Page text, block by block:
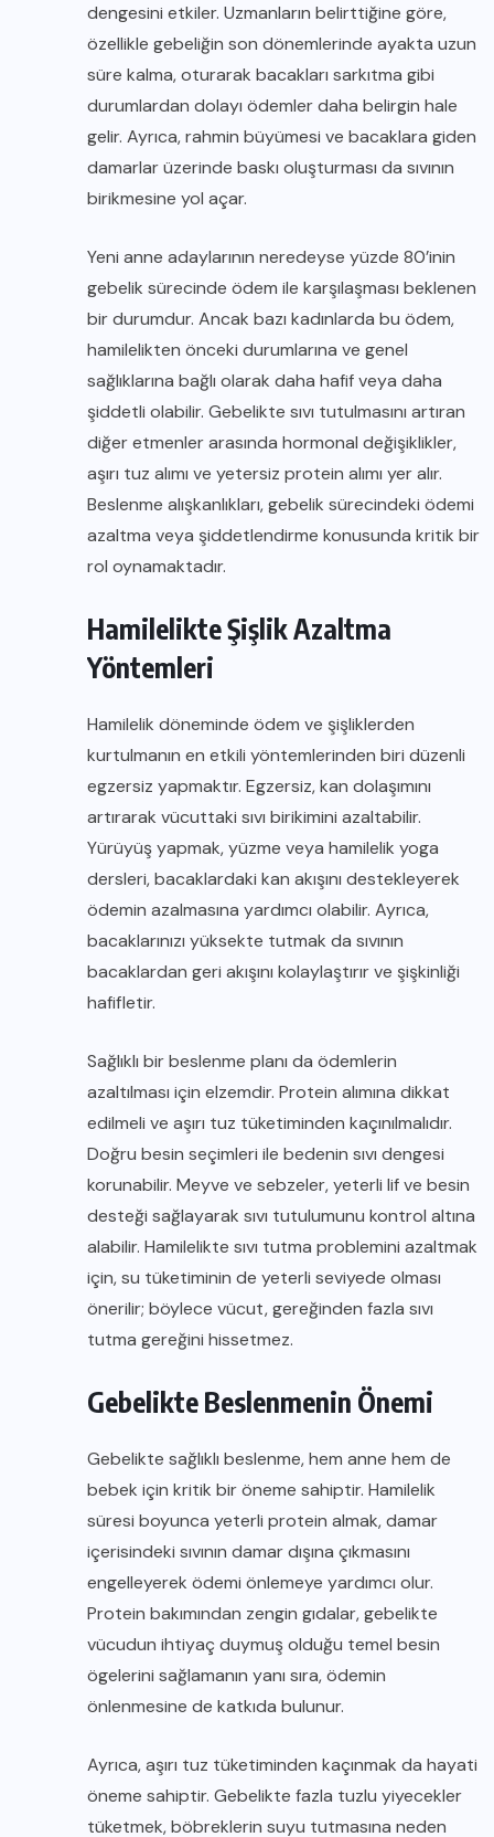
dengesini etkiler. Uzmanların belirttiğine göre,
özellikle gebeliğin son dönemlerinde ayakta uzun
süre kalma, oturarak bacakları sarkıtma gibi
durumlardan dolayı ödemler daha belirgin hale
gelir. Ayrıca, rahmin büyümesi ve bacaklara giden
damarlar üzerinde baskı oluşturması da sıvının
birikmesine yol açar.
Yeni anne adaylarının neredeyse yüzde 80’inin
gebelik sürecinde ödem ile karşılaşması beklenen
bir durumdur. Ancak bazı kadınlarda bu ödem,
hamilelikten önceki durumlarına ve genel
sağlıklarına bağlı olarak daha hafif veya daha
şiddetli olabilir. Gebelikte sıvı tutulmasını artıran
diğer etmenler arasında hormonal değişiklikler,
aşırı tuz alımı ve yetersiz protein alımı yer alır.
Beslenme alışkanlıkları, gebelik sürecindeki ödemi
azaltma veya şiddetlendirme konusunda kritik bir
rol oynamaktadır.
Hamilelikte Şişlik Azaltma
Yöntemleri
Hamilelik döneminde ödem ve şişliklerden
kurtulmanın en etkili yöntemlerinden biri düzenli
egzersiz yapmaktır. Egzersiz, kan dolaşımını
artırarak vücuttaki sıvı birikimini azaltabilir.
Yürüyüş yapmak, yüzme veya hamilelik yoga
dersleri, bacaklardaki kan akışını destekleyerek
ödemin azalmasına yardımcı olabilir. Ayrıca,
bacaklarınızı yüksekte tutmak da sıvının
bacaklardan geri akışını kolaylaştırır ve şişkinliği
hafifletir.
Sağlıklı bir beslenme planı da ödemlerin
azaltılması için elzemdir. Protein alımına dikkat
edilmeli ve aşırı tuz tüketiminden kaçınılmalıdır.
Doğru besin seçimleri ile bedenin sıvı dengesi
korunabilir. Meyve ve sebzeler, yeterli lif ve besin
desteği sağlayarak sıvı tutulumunu kontrol altına
alabilir. Hamilelikte sıvı tutma problemini azaltmak
için, su tüketiminin de yeterli seviyede olması
önerilir; böylece vücut, gereğinden fazla sıvı
tutma gereğini hissetmez.
Gebelikte Beslenmenin Önemi
Gebelikte sağlıklı beslenme, hem anne hem de
bebek için kritik bir öneme sahiptir. Hamilelik
süresi boyunca yeterli protein almak, damar
içerisindeki sıvının damar dışına çıkmasını
engelleyerek ödemi önlemeye yardımcı olur.
Protein bakımından zengin gıdalar, gebelikte
vücudun ihtiyaç duymuş olduğu temel besin
ögelerini sağlamanın yanı sıra, ödemin
önlenmesine de katkıda bulunur.
Ayrıca, aşırı tuz tüketiminden kaçınmak da hayati
öneme sahiptir. Gebelikte fazla tuzlu yiyecekler
tüketmek, böbreklerin suyu tutmasına neden